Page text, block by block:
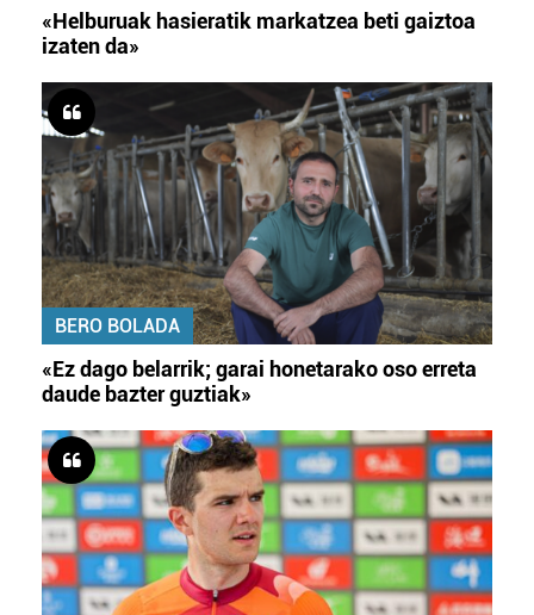
«Helburuak hasieratik markatzea beti gaiztoa
izaten da»
BERO BOLADA
«Ez dago belarrik; garai honetarako oso erreta
daude bazter guztiak»